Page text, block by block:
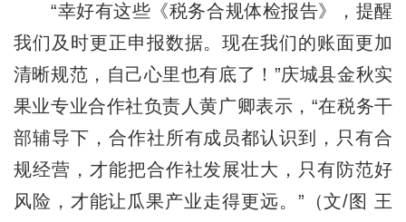
“幸好有这些《税务合规体检报告》，提醒
我们及时更正申报数据。现在我们的账面更加
清晰规范，自己心里也有底了！”庆城县金秋实
果业专业合作社负责人黄广卿表示，“在税务干
部辅导下，合作社所有成员都认识到，只有合
规经营，才能把合作社发展壮大，只有防范好
风险，才能让瓜果产业走得更远。”（文/图 王